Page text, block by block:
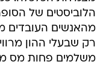
הלוביסטים של
מהאנשים העובדים
רק שבעלי ההון
משלמים פחות מס